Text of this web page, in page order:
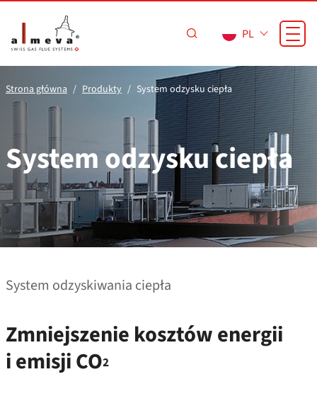
PL
Strona główna Produkty System odzysku ciepła
System odzysku ciepła
System odzyskiwania ciepła
Zmniejszenie kosztów energii
i emisji CO2